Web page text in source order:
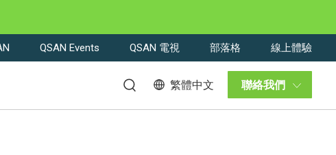
QSAN Events QSAN 電視 部落格 線上體驗
聯絡我們
繁體中文